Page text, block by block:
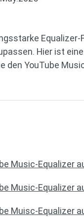
Equalizer-
Hier ist
den YouTube
Music-Equalizer
Music-Equalizer
Muisc-Equalizer